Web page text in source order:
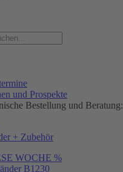
und Prospekte
Bestellung und
+ Zubehör
WOCHE %
B1230